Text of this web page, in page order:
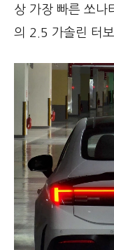
상 가장 빠른 쏘나
의 2.5 가솔린 터